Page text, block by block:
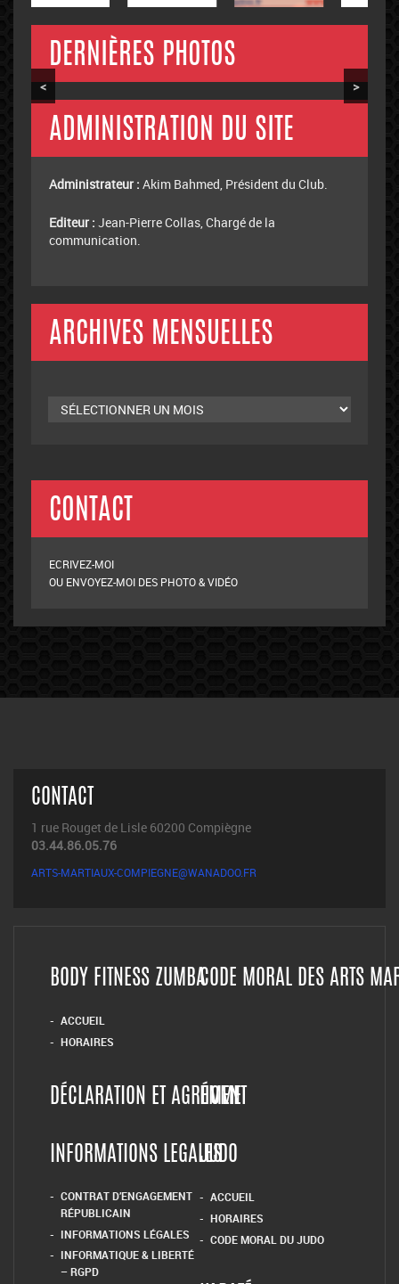
DERNIÈRES PHOTOS
< >
ADMINISTRATION DU SITE
Administrateur : Akim Bahmed, Président du Club.
Editeur : Jean-Pierre Collas, Chargé de la
communication.
ARCHIVES MENSUELLES
CONTACT
ECRIVEZ-MOI
OU ENVOYEZ-MOI DES PHOTO & VIDÉO
CONTACT
1 rue Rouget de Lisle 60200 Compiègne
03.44.86.05.76
ARTS-MARTIAUX-COMPIEGNE@WANADOO.FR
BODY FITNESS ZUMBA
ACCUEIL
HORAIRES
CODE MORAL DES ARTS
DÉCLARATION ET AGRÉMENT
HOME
INFORMATIONS LEGALES
CONTRAT D’ENGAGEMENT
RÉPUBLICAIN
INFORMATIONS LÉGALES
INFORMATIQUE & LIBERTÉ
– RGPD
JUDO
ACCUEIL
HORAIRES
CODE MORAL DU JUDO